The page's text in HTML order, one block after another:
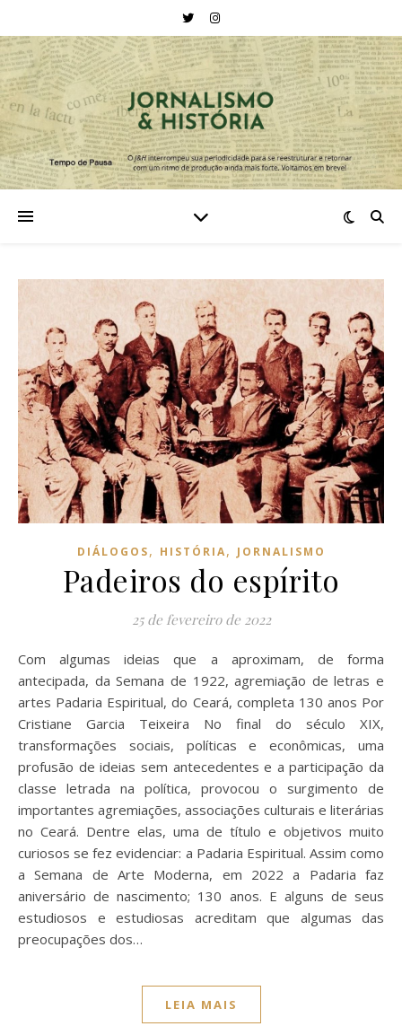
DIÁLOGOS, HISTÓRIA, JORNALISMO
Padeiros do espírito
25 de fevereiro de 2022
Com algumas ideias que a aproximam, de forma
antecipada, da Semana de 1922, agremiação de letras e
artes Padaria Espiritual, do Ceará, completa 130 anos Por
Cristiane Garcia Teixeira No final do século XIX,
transformações sociais, políticas e econômicas, uma
profusão de ideias sem antecedentes e a participação da
classe letrada na política, provocou o surgimento de
importantes agremiações, associações culturais e literárias
no Ceará. Dentre elas, uma de título e objetivos muito
curiosos se fez evidenciar: a Padaria Espiritual. Assim como
a Semana de Arte Moderna, em 2022 a Padaria faz
aniversário de nascimento; 130 anos. E alguns de seus
estudiosos e estudiosas acreditam que algumas das
preocupações dos…
LEIA MAIS